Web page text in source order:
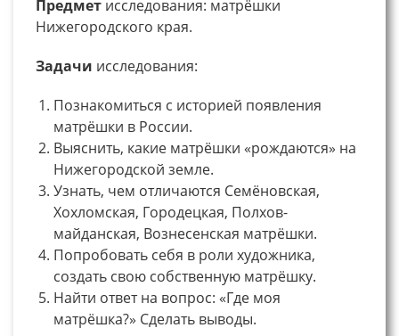
Предмет исследования: матрёшки
Нижегородского края.
Задачи исследования:
Познакомиться с историей появления
матрёшки в России.
Выяснить, какие матрёшки «рождаются» на
Нижегородской земле.
Узнать, чем отличаются Семёновская,
Хохломская, Городецкая, Полхов-
майданская, Вознесенская матрёшки.
Попробовать себя в роли художника,
создать свою собственную матрёшку.
Найти ответ на вопрос: «Где моя
матрёшка?» Сделать выводы.